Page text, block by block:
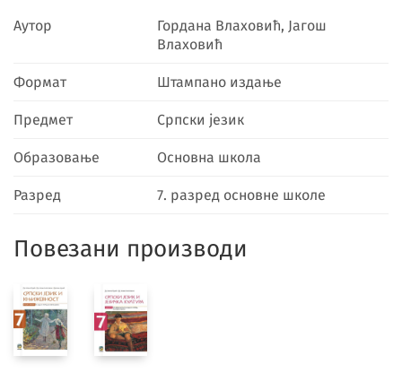
Аутор
Гордана Влаховић, Јагош
Влаховић
Формат Штампано издање
Предмет Српски језик
Образовање Основна школа
Разред 7. разред основне школе
Повезани производи